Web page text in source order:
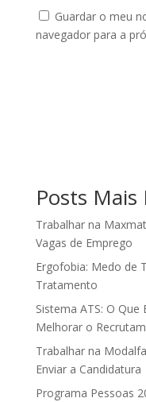
Guardar o meu
navegador para a
Posts Mais
Trabalhar na
Vagas de Emprego
Ergofobia: Medo de
Tratamento
Sistema ATS: O
Melhorar o
Trabalhar na
Enviar a Candidatura
Programa Pessoas